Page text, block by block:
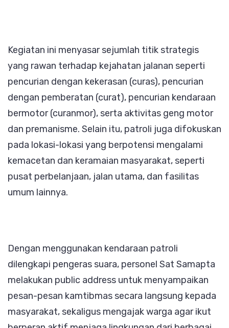
Kemacetan
Kegiatan ini menyasar sejumlah titik strategis
yang rawan terhadap kejahatan jalanan seperti
pencurian dengan kekerasan (curas), pencurian
dengan pemberatan (curat), pencurian kendaraan
bermotor (curanmor), serta aktivitas geng motor
dan premanisme. Selain itu, patroli juga difokuskan
pada lokasi-lokasi yang berpotensi mengalami
kemacetan dan keramaian masyarakat, seperti
pusat perbelanjaan, jalan utama, dan fasilitas
umum lainnya.
Dengan menggunakan kendaraan patroli
dilengkapi pengeras suara, personel Sat Samapta
melakukan public address untuk menyampaikan
pesan-pesan kamtibmas secara langsung kepada
masyarakat, sekaligus mengajak warga agar ikut